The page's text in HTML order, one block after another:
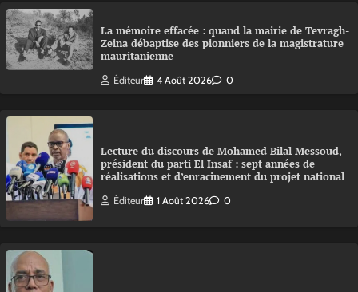
La mémoire effacée : quand la mairie de Tevragh-
Zeina débaptise des pionniers de la magistrature
mauritanienne
Éditeur 4 Août 2026 0
Lecture du discours de Mohamed Bilal Messoud,
président du parti El Insaf : sept années de
réalisations et d’enracinement du projet national
Éditeur 1 Août 2026 0